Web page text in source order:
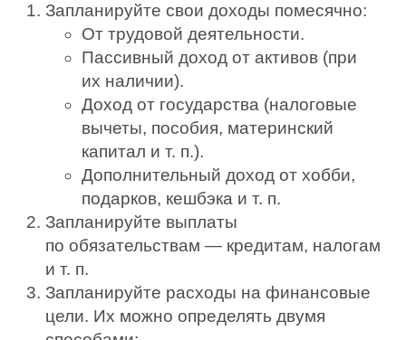
Запланируйте свои доходы помесячно:
От трудовой деятельности.
Пассивный доход от активов (при
их наличии).
Доход от государства (налоговые
вычеты, пособия, материнский
капитал и т. п.).
Дополнительный доход от хобби,
подарков, кешбэка и т. п.
Запланируйте выплаты
по обязательствам — кредитам, налогам
и т. п.
Запланируйте расходы на финансовые
цели. Их можно определять двумя